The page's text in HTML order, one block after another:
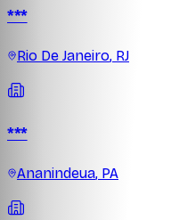
***
Rio De Janeiro, RJ
***
Ananindeua, PA